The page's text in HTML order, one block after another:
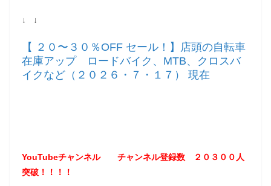
↓ ↓
【 ２０〜３０％OFF セール！】店頭の自転車
在庫アップ ロードバイク、MTB、クロスバ
イクなど（２０２６・７・１７） 現在
YouTubeチャンネル チャンネル登録数 ２０３ ００ 人
突破！！！！